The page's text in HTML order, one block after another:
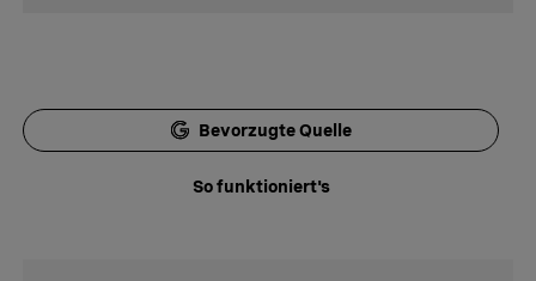
Bevorzugte Quelle
So funktioniert's